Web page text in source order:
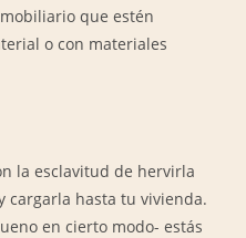
que estén
o con materiales
la esclavitud de hervirla
cargarla hasta tu vivienda.
en cierto modo- estás